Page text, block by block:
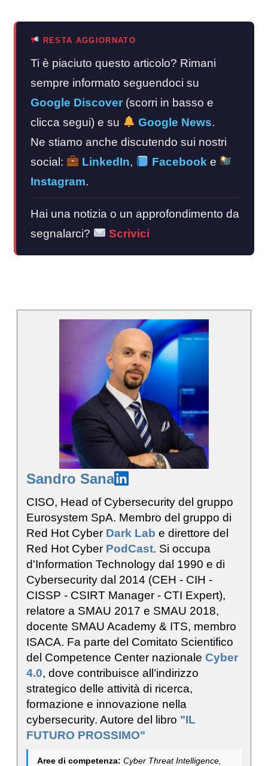
RESTA AGGIORNATO
Ti è piaciuto questo articolo? Rimani
sempre informato seguendoci su
Google Discover (scorri in basso e
clicca segui) e su
Google News.
Ne stiamo anche discutendo sui nostri
social:
LinkedIn, Facebook e
Instagram.
Hai una notizia o un approfondimento da
segnalarci?
Scrivici
Sandro Sana
CISO, Head of Cybersecurity del gruppo
Eurosystem SpA. Membro del gruppo di
Red Hot Cyber Dark Lab e direttore del
Red Hot Cyber PodCast. Si occupa
d'Information Technology dal 1990 e di
Cybersecurity dal 2014 (CEH - CIH -
CISSP - CSIRT Manager - CTI Expert),
relatore a SMAU 2017 e SMAU 2018,
docente SMAU Academy & ITS, membro
ISACA. Fa parte del Comitato Scientifico
del Competence Center nazionale Cyber
4.0, dove contribuisce all’indirizzo
strategico delle attività di ricerca,
formazione e innovazione nella
cybersecurity. Autore del libro "IL
FUTURO PROSSIMO"
Aree di competenza: Cyber Threat Intelligence,